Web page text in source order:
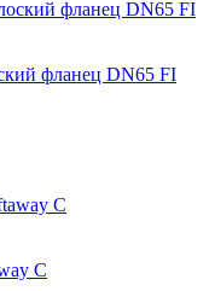
фланец DN65 FI
С